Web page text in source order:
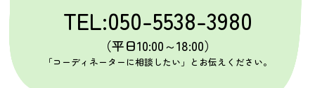
TEL:050-5538-3980
（平日10:00～18:00）
「コーディネーターに相談したい」とお伝えください。